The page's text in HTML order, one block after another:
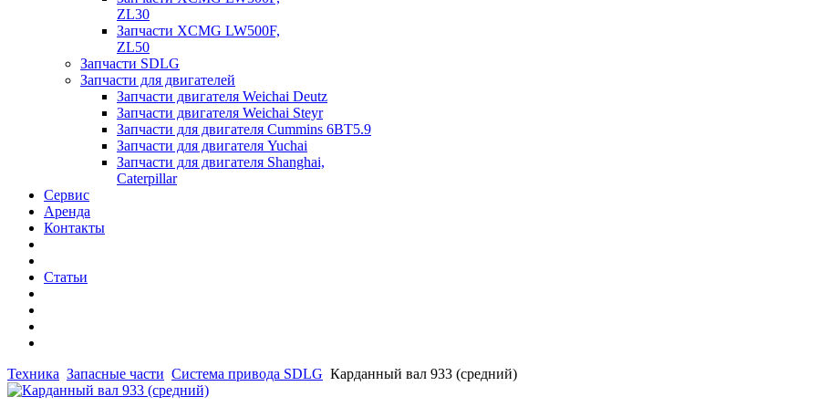
ZL30
Запчасти XCMG LW500F,
ZL50
Запчасти SDLG
Запчасти для двигателей
Запчасти двигателя Weichai Deutz
Запчасти двигателя Weichai Steyr
Запчасти для двигателя Cummins 6BT5.9
Запчасти для двигателя Yuchai
Запчасти для двигателя Shanghai,
Caterpillar
Сервис
Аренда
Контакты
Статьи
Техника Запасные части Система привода SDLG Карданный вал 933 (средний)